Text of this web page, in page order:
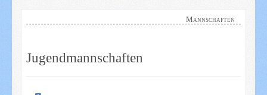
Mannschaften
Jugendmannschaften